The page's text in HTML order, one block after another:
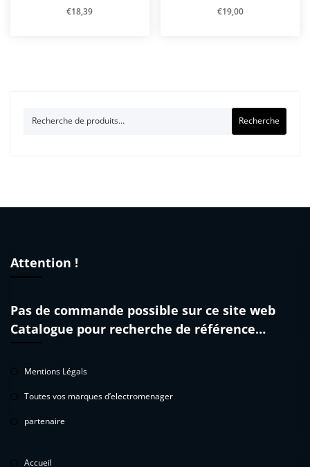
€18,39 €19,00
Recherche
Attention !
Pas de commande possible sur ce site web
Catalogue pour recherche de référence…
Mentions Légals
Toutes vos marques d’electromenager
partenaire
Accueil